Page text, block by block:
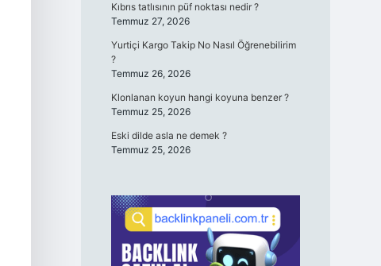
Kıbrıs tatlısının püf noktası nedir ?
Temmuz 27, 2026
Yurtiçi Kargo Takip No Nasıl Öğrenebilirim
?
Temmuz 26, 2026
Klonlanan koyun hangi koyuna benzer ?
Temmuz 25, 2026
Eski dilde asla ne demek ?
Temmuz 25, 2026